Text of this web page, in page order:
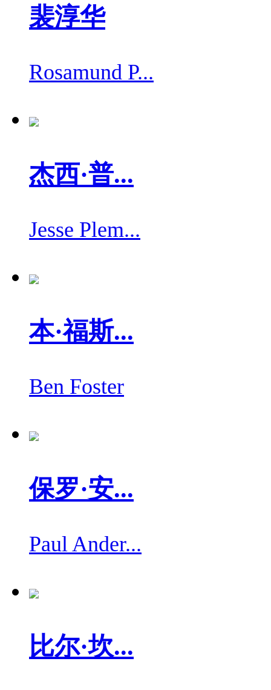
裴淳华
Rosamund P...
杰西·普...
Jesse Plem...
本·福斯...
Ben Foster
保罗·安...
Paul Ander...
比尔·坎...